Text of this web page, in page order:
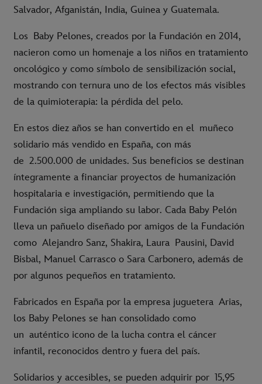
Salvador, Afganistán, India, Guinea y Guatemala.
Los Baby Pelones, creados por la Fundación en 2014,
nacieron como un homenaje a los niños en tratamiento
oncológico y como símbolo de sensibilización social,
mostrando con ternura uno de los efectos más visibles
de la quimioterapia: la pérdida del pelo.
En estos diez años se han convertido en el muñeco
solidario más vendido en España, con más
de 2.500.000 de unidades. Sus beneficios se destinan
íntegramente a financiar proyectos de humanización
hospitalaria e investigación, permitiendo que la
Fundación siga ampliando su labor. Cada Baby Pelón
lleva un pañuelo diseñado por amigos de la Fundación
como Alejandro Sanz, Shakira, Laura Pausini, David
Bisbal, Manuel Carrasco o Sara Carbonero, además de
por algunos pequeños en tratamiento.
Fabricados en España por la empresa juguetera Arias,
los Baby Pelones se han consolidado como
un auténtico icono de la lucha contra el cáncer
infantil, reconocidos dentro y fuera del país.
Solidarios y accesibles, se pueden adquirir por 15,95